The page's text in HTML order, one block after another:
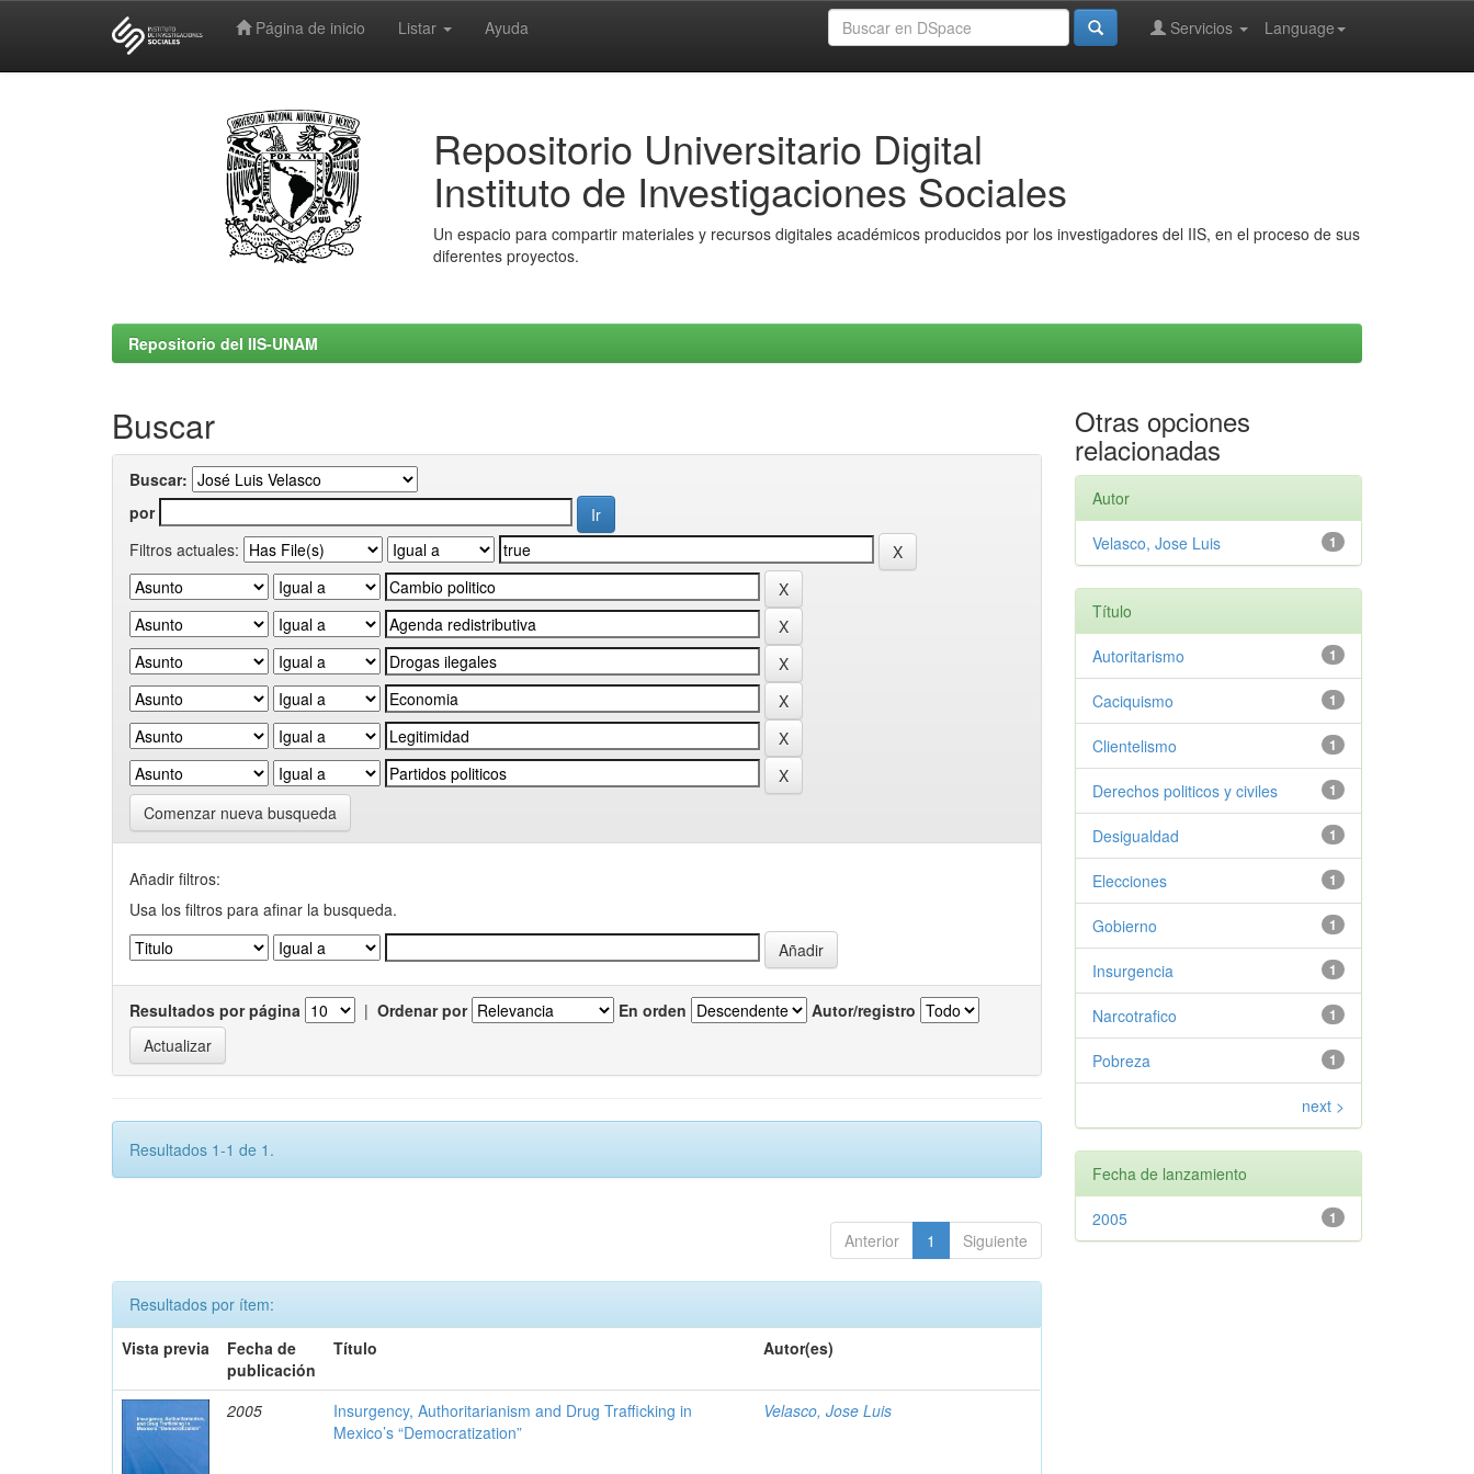
Página de inicio Listar Ayuda Language
Servicios
Repositorio Universitario Digital
Instituto de Investigaciones Sociales
Un espacio para compartir materiales y recursos digitales académicos producidos por los investigadores del IIS, en el proceso de sus
diferentes proyectos.
Repositorio del IIS-UNAM
Buscar
Buscar:
por
Filtros actuales:
Comenzar nueva busqueda
Añadir filtros:
Usa los filtros para afinar la busqueda.
Resultados por página | Ordenar por En orden Autor/registro
Resultados 1-1 de 1.
Anterior 1 Siguiente
Resultados por ítem:
Vista previa
Fecha de
publicación
Título Autor(es)
2005
Insurgency, Authoritarianism and Drug Trafficking in
Mexico’s “Democratization”
Velasco, Jose Luis
Otras opciones
relacionadas
Autor
1
Velasco, Jose Luis
Título
1
Autoritarismo
1
Caciquismo
1
Clientelismo
1
Derechos politicos y civiles
1
Desigualdad
1
Elecciones
1
Gobierno
1
Insurgencia
1
Narcotrafico
1
Pobreza
next >
Fecha de lanzamiento
1
2005